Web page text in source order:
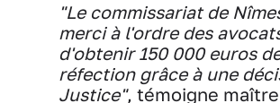
"Le commissariat de
merci à l'ordre des
d'obtenir 150 000 euros
réfection grâce à une
Justice", témoigne